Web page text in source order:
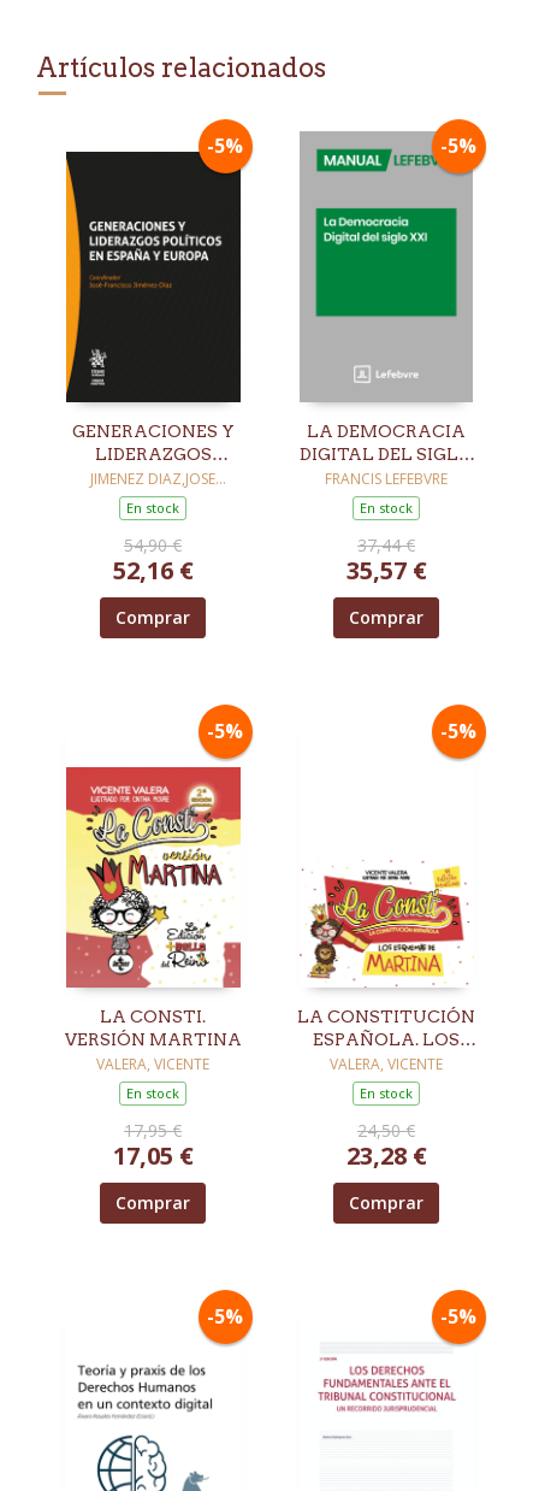
Artículos relacionados
-5%
GENERACIONES Y
LIDERAZGOS
POLÍTICOS EN
ESPAÑA Y EUROPA
JIMENEZ DIAZ,JOSE
FRANCISCO / ACEBEDO-
BORRALLO, MARTA /
FRANCISCO / DELGADO
FERNANDEZ, SANTIAGO /
ESTEVE MALLENT, KATIA /
En stock
54,90 €
52,16 €
Comprar
-5%
LA DEMOCRACIA
DIGITAL DEL SIGLO
XXI
FRANCIS LEFEBVRE
En stock
37,44 €
35,57 €
Comprar
-5%
LA CONSTI.
VERSIÓN MARTINA
VALERA, VICENTE
En stock
17,95 €
17,05 €
Comprar
-5%
LA CONSTITUCIÓN
ESPAÑOLA. LOS
ESQUEMAS DE
MARTINA
VALERA, VICENTE
En stock
24,50 €
23,28 €
Comprar
-5% -5%